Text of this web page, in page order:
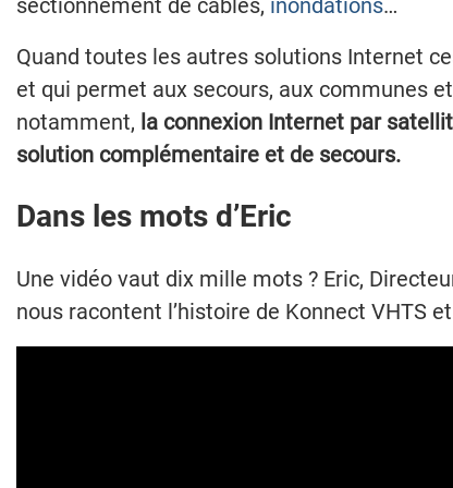
sectionnement de câbles, inondations…
Quand toutes les autres solutions Internet
et qui permet aux secours, aux communes
notamment, la connexion Internet par
solution complémentaire et de secours.
Dans les mots d’Eric
Une vidéo vaut dix mille mots ? Eric,
nous racontent l’histoire de Konnect VHTS